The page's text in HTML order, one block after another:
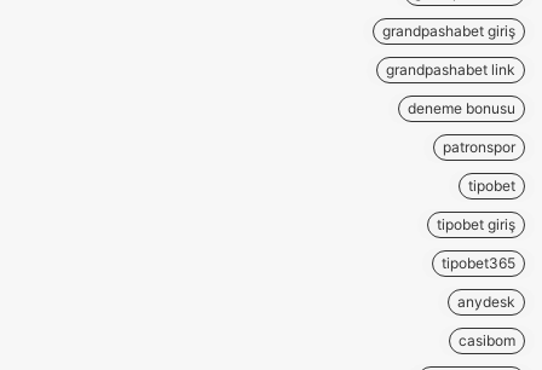
grandpashabet giriş
grandpashabet link
deneme bonusu
patronspor
tipobet
tipobet giriş
tipobet365
anydesk
casibom